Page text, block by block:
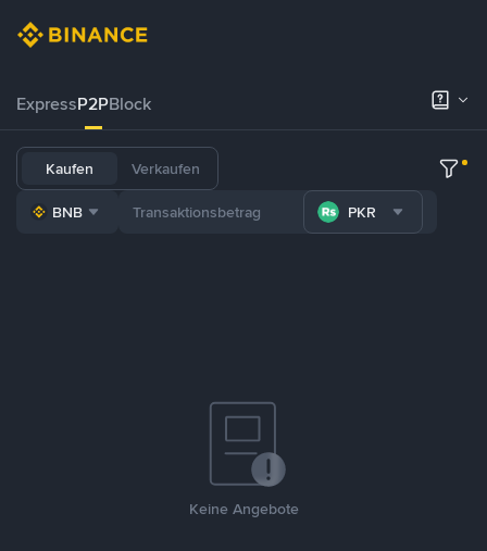
ExpressP2PBlock
Kaufen Verkaufen
BNB PKR
Keine Angebote